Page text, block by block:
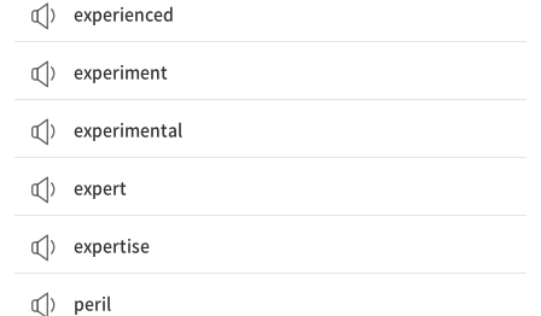
experienced
experiment
experimental
expert
expertise
peril